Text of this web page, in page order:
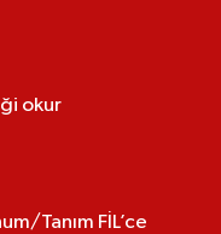
okur
Tanım FİL’ce